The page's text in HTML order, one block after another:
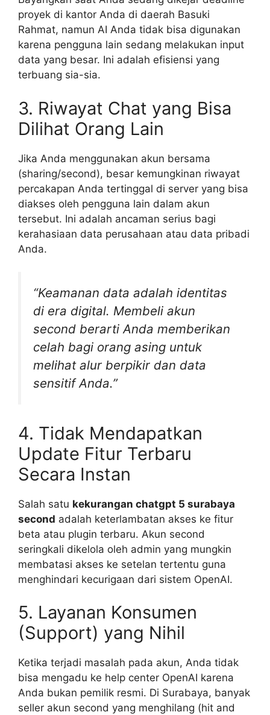
proyek di kantor Anda di daerah Basuki
Rahmat, namun AI Anda tidak bisa digunakan
karena pengguna lain sedang melakukan input
data yang besar. Ini adalah efisiensi yang
terbuang sia-sia.
3. Riwayat Chat yang Bisa
Dilihat Orang Lain
Jika Anda menggunakan akun bersama
(sharing/second), besar kemungkinan riwayat
percakapan Anda tertinggal di server yang bisa
diakses oleh pengguna lain dalam akun
tersebut. Ini adalah ancaman serius bagi
kerahasiaan data perusahaan atau data pribadi
Anda.
“Keamanan data adalah identitas
di era digital. Membeli akun
second berarti Anda memberikan
celah bagi orang asing untuk
melihat alur berpikir dan data
sensitif Anda.”
4. Tidak Mendapatkan
Update Fitur Terbaru
Secara Instan
Salah satu kekurangan chatgpt 5 surabaya
second adalah keterlambatan akses ke fitur
beta atau plugin terbaru. Akun second
seringkali dikelola oleh admin yang mungkin
membatasi akses ke setelan tertentu guna
menghindari kecurigaan dari sistem OpenAI.
5. Layanan Konsumen
(Support) yang Nihil
Ketika terjadi masalah pada akun, Anda tidak
bisa mengadu ke help center OpenAI karena
Anda bukan pemilik resmi. Di Surabaya, banyak
seller akun second yang menghilang (hit and